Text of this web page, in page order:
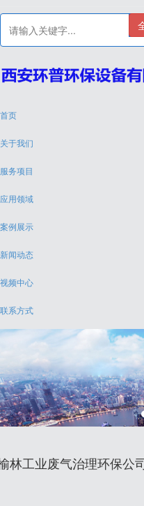
首页
关于我们
服务项目
应用领域
案例展示
新闻动态
视频中心
联系方式
林工业废气治理环保公